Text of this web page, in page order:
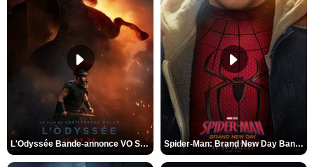
L'Odyssée Bande-annonce VO STFR Spider-Man: Brand New Day Bande-annonce VO STFR